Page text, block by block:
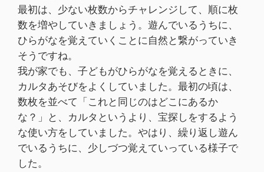
最初は、少ない枚数からチャレンジして、順に枚
数を増やしていきましょう。遊んでいるうちに、
ひらがなを覚えていくことに自然と繋がっていき
そうですね。
我が家でも、子どもがひらがなを覚えるときに、
カルタあそびをよくしていました。最初の頃は、
数枚を並べて「これと同じのはどこにあるか
な？」と、カルタというより、宝探しをするよう
な使い方をしていました。やはり、繰り返し遊ん
でいるうちに、少しづつ覚えていっている様子で
した。